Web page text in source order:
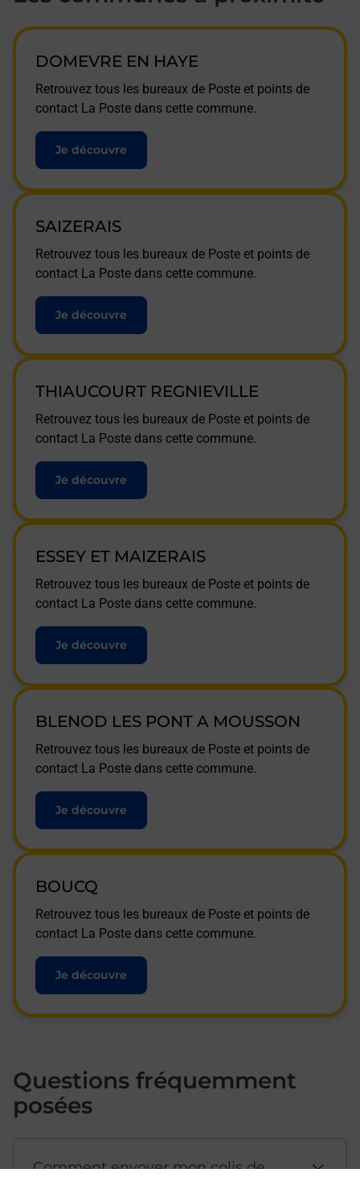
DOMEVRE EN HAYE
Retrouvez tous les bureaux de Poste et points de
contact La Poste dans cette commune.
Je découvre
SAIZERAIS
Retrouvez tous les bureaux de Poste et points de
contact La Poste dans cette commune.
Je découvre
THIAUCOURT REGNIEVILLE
Retrouvez tous les bureaux de Poste et points de
contact La Poste dans cette commune.
Je découvre
ESSEY ET MAIZERAIS
Retrouvez tous les bureaux de Poste et points de
contact La Poste dans cette commune.
Je découvre
BLENOD LES PONT A MOUSSON
Retrouvez tous les bureaux de Poste et points de
contact La Poste dans cette commune.
Je découvre
BOUCQ
Retrouvez tous les bureaux de Poste et points de
contact La Poste dans cette commune.
Je découvre
Questions fréquemment
posées
Comment envoyer mon colis de